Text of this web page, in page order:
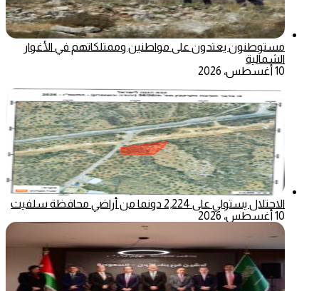
مستوطنون يعتدون على مواطنين وممتلكاتهم في الأغوار
الشمالية
10 أغسطس، 2026
الاحتلال يستولي على 2,224 دونما من أراضي محافظة سلفيت
10 أغسطس، 2026